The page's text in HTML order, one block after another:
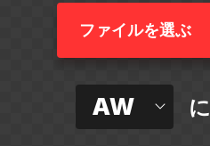
ファイルを選ぶ
AW に